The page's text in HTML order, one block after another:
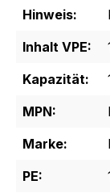
Hinweis:
Inhalt VPE:
Kapazität:
MPN:
Marke:
PE: